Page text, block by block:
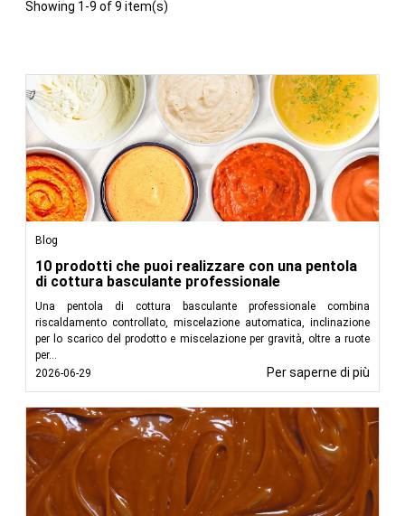
Showing 1-9 of 9 item(s)
Blog
10 prodotti che puoi realizzare con una pentola
di cottura basculante professionale
Una pentola di cottura basculante professionale combina
riscaldamento controllato, miscelazione automatica, inclinazione
per lo scarico del prodotto e miscelazione per gravità, oltre a ruote
per...
2026-06-29
Per saperne di più